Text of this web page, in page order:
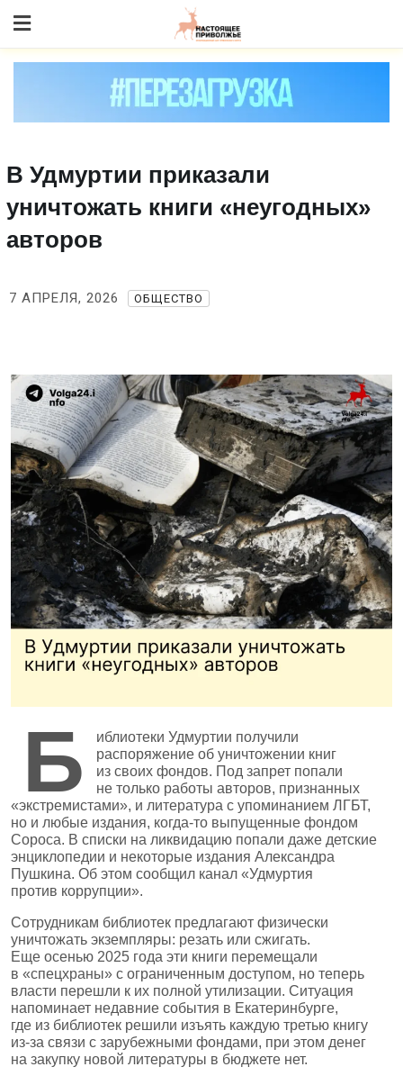
to content
В Удмуртии приказали
уничтожать книги «неугодных»
авторов
7 АПРЕЛЯ, 2026 ОБЩЕСТВО
Б
иблиотеки Удмуртии получили
распоряжение об уничтожении книг
из своих фондов. Под запрет попали
не только работы авторов, признанных
«экстремистами», и литература с упоминанием ЛГБТ,
но и любые издания, когда‑то выпущенные фондом
Сороса. В списки на ликвидацию попали даже детские
энциклопедии и некоторые издания Александра
Пушкина. Об этом сообщил канал «Удмуртия
против коррупции».
Сотрудникам библиотек предлагают физически
уничтожать экземпляры: резать или сжигать.
Еще осенью 2025 года эти книги перемещали
в «спецхраны» с ограниченным доступом, но теперь
власти перешли к их полной утилизации. Ситуация
напоминает недавние события в Екатеринбурге,
где из библиотек решили изъять каждую третью книгу
из‑за связи с зарубежными фондами, при этом денег
на закупку новой литературы в бюджете нет.